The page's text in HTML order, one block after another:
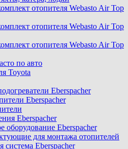
отопителя Webasto Air Top
отопителя Webasto Air Top
отопителя Webasto Air Top
по авто
Toyota
Eberspacher
Eberspacher
Eberspacher
оборудование Eberspacher
для монтажа отопителей
система Eberspacher